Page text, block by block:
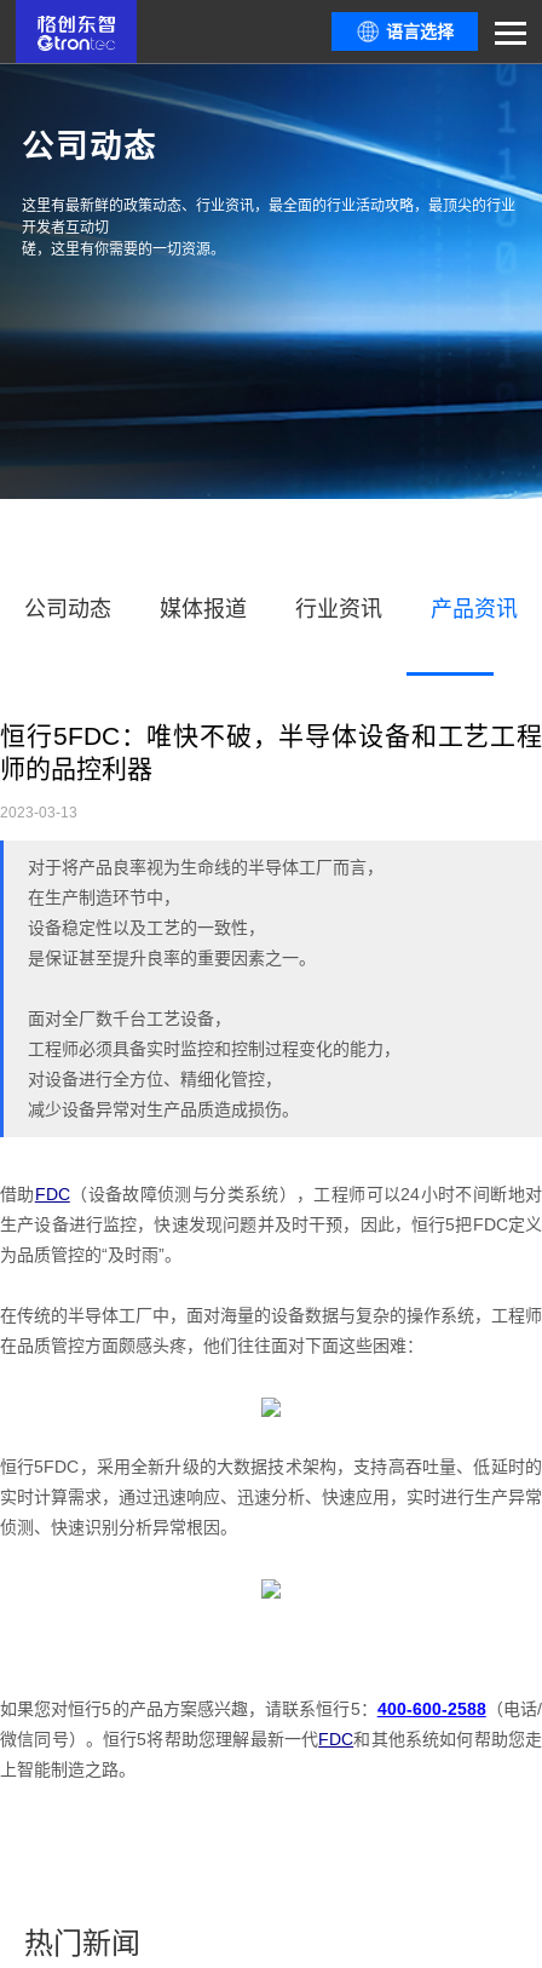
语言选择
公司动态
这里有最新鲜的政策动态、行业资讯，最全面的行业活动攻略，最顶尖的行业
开发者互动切
磋，这里有你需要的一切资源。
公司动态 媒体报道 行业资讯 产品资讯
恒行5FDC：唯快不破，半导体设备和工艺工程
师的品控利器
2023-03-13
对于将产品良率视为生命线的半导体工厂而言，
在生产制造环节中，
设备稳定性以及工艺的一致性，
是保证甚至提升良率的重要因素之一。
面对全厂数千台工艺设备，
工程师必须具备实时监控和控制过程变化的能力，
对设备进行全方位、精细化管控，
减少设备异常对生产品质造成损伤。
借助FDC（设备故障侦测与分类系统），工程师可以24小时不间断地对
生产设备进行监控，快速发现问题并及时干预，因此，恒行5把FDC定义
为品质管控的“及时雨”。
在传统的半导体工厂中，面对海量的设备数据与复杂的操作系统，工程师
在品质管控方面颇感头疼，他们往往面对下面这些困难：
恒行5FDC，采用全新升级的大数据技术架构，支持高吞吐量、低延时的
实时计算需求，通过迅速响应、迅速分析、快速应用，实时进行生产异常
侦测、快速识别分析异常根因。
如果您对恒行5的产品方案感兴趣，请联系恒行5： 400-600-2588（电话/
微信同号）。恒行5将帮助您理解最新一代FDC和其他系统如何帮助您走
上智能制造之路。
热门新闻